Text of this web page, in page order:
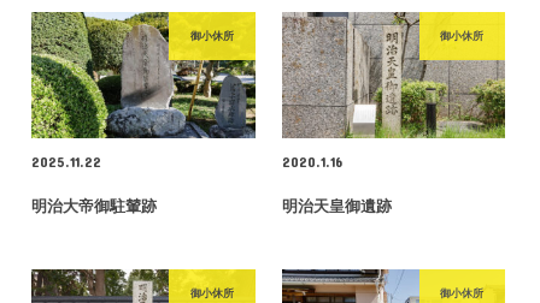
御小休所
2025.11.22
明治大帝御駐輦跡
御小休所
2020.1.16
明治天皇御遺跡
御小休所 御小休所